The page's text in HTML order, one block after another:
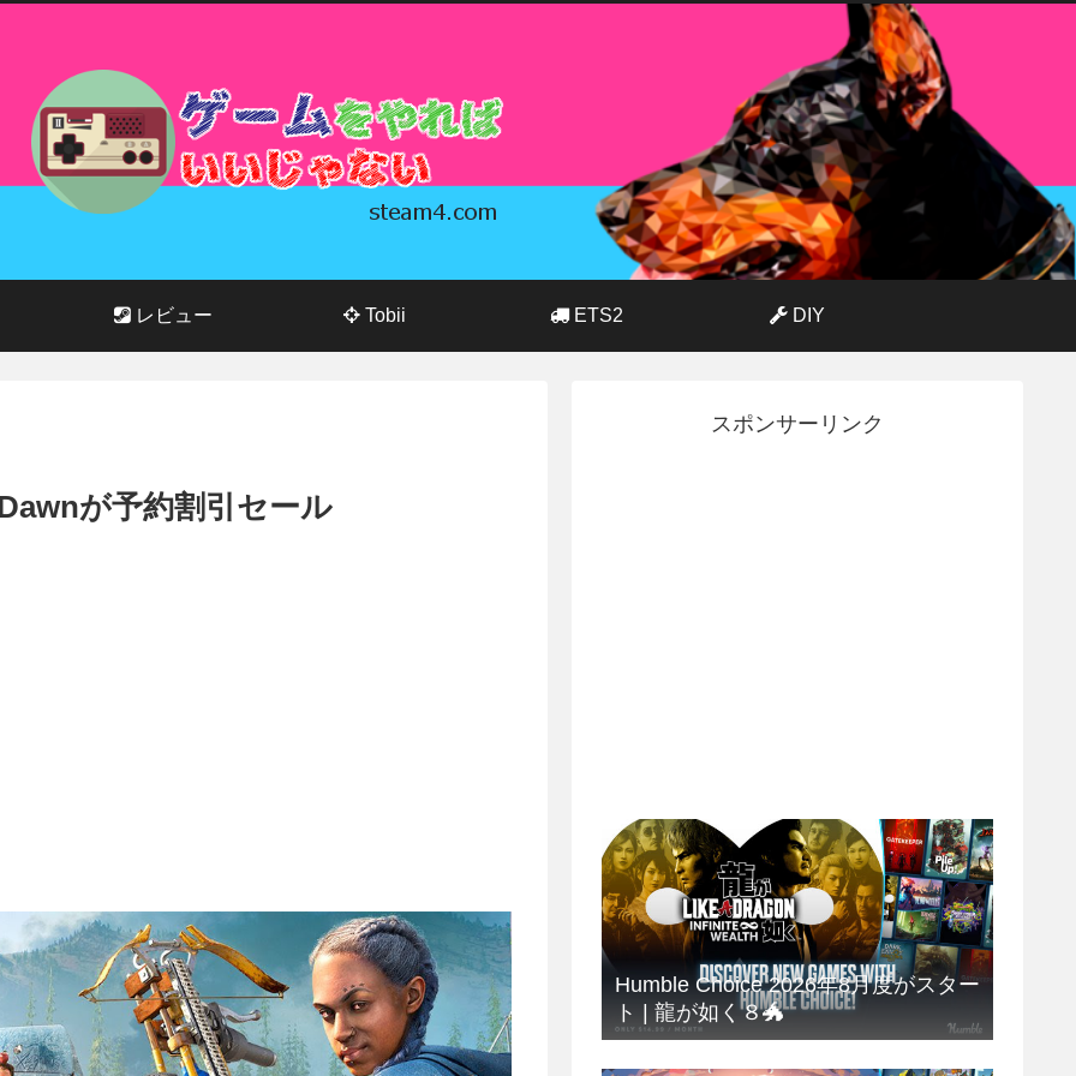
レビュー Tobii ETS2 DIY
が予約割引セール
スポンサーリンク
Humble Choice 2026年8月度がスター
ト | 龍が如く８🐲